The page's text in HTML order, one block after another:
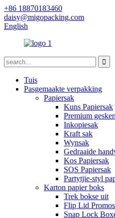
+86 18870183460
daisy@migopacking.com
English
Tuis
Pasgemaakte verpakking
Papiersak
Kuns Papiersak
Premium
Inkopiesak
Kraft sak
Wynsak
Gedraaide
Kos Papiersak
SOS Papiersak
Partytjie-styl
Karton papier boks
Trek bokse uit
Flip Lid
Snap Lock